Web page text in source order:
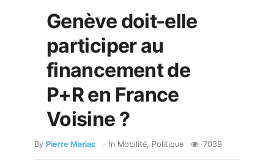
Genève doit-elle
participer au
financement de
P+R en France
Voisine ?
By Pierre Mariac - In Mobilité, Politique 7039